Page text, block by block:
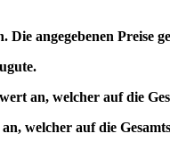
angegebenen Preise
an, welcher auf die
welcher auf die